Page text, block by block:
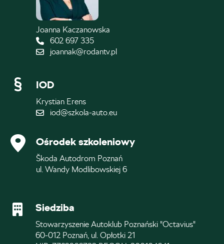
Joanna Kaczanowska
602 697 335
joannak@rodantv.pl
IOD
Krystian Erens
iod@szkola-auto.eu
Ośrodek szkoleniowy
Škoda Autodrom Poznań
ul. Wandy Modlibowskiej 6
Siedziba
Stowarzyszenie Autoklub Poznański "Octavius"
60-012 Poznań, ul. Opłotki 21